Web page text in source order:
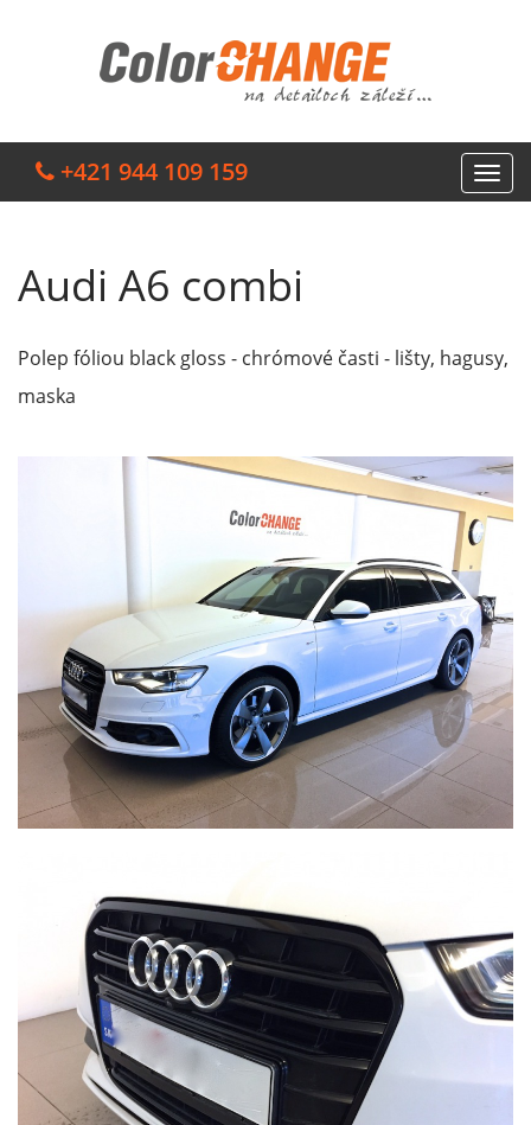
+421 944 109 159
Audi A6 combi
Polep fóliou black gloss - chrómové časti - lišty, hagusy,
maska